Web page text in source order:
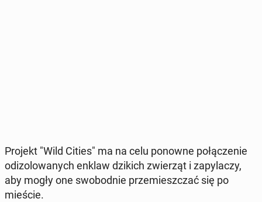
Projekt "Wild Cities" ma na celu ponowne po­łą­cze­nie
od­izo­lo­wa­nych enklaw dzikich zwie­rząt i za­py­la­czy,
aby mogły one swo­bod­nie prze­miesz­czać się po
mieście.